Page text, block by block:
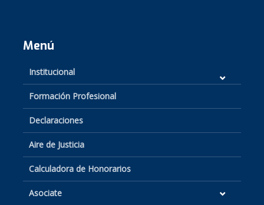
Menú
Institucional
Formación Profesional
Declaraciones
Aire de Justicia
Calculadora de Honorarios
Asociate